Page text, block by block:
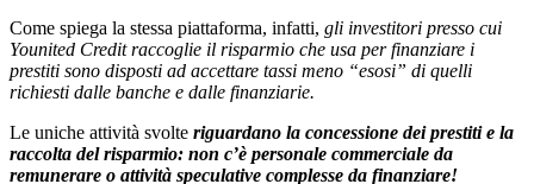
Come spiega la stessa piattaforma, infatti, gli investitori presso cui
Younited Credit raccoglie il risparmio che usa per finanziare i
prestiti sono disposti ad accettare tassi meno “esosi” di quelli
richiesti dalle banche e dalle finanziarie.
Le uniche attività svolte riguardano la concessione dei prestiti e la
raccolta del risparmio: non c’è personale commerciale da
remunerare o attività speculative complesse da finanziare!